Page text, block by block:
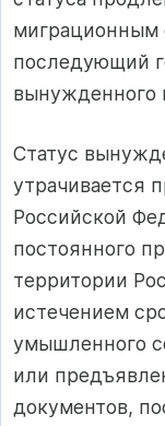
миграционным
последующий
вынужденного
Статус
утрачивается
Российской
постоянного
территории
истечением
умышленного
или
документов,